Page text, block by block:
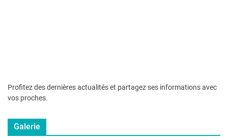
Profitez des dernières actualités et partagez ses informations avec
vos proches.
Galerie